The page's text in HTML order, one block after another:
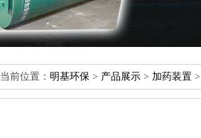
当前位置： 明基环保 > 产品展示 > 加药装置 >